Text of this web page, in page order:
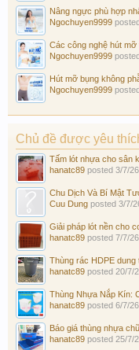
Nâng ngực phù hợp
Ngochuyen9999 posted
Các công nghệ hút mỡ
Ngochuyen9999 posted
Hút mỡ bụng không
Ngochuyen9999 posted
Chủ đề được yêu
Tấm lót nhựa cho sân
hanatc89 posted 3/7/26
Chu Dịch Và Bí Mật
Cuu Dung posted 3/7/
Giải pháp lót nền cho
hanatc89 posted 7/7/26
Thùng rác HDPE dung
hanatc89 posted 20/7/
Thùng Nhựa Nắp Kín:
hanatc89 posted 6/7/26
Báo giá thùng nhựa chữ
hanatc89 posted 25/7/